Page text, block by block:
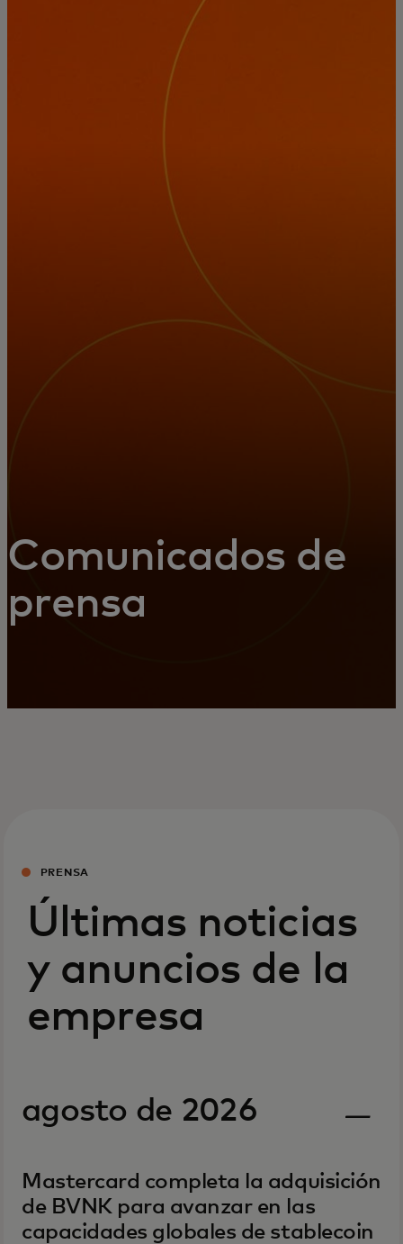
Para empresas
Para innovadores
Noticias y tendencias
Comunicados de
prensa
PRENSA
Últimas noticias
y anuncios de la
empresa
agosto de 2026
Mastercard completa la adquisición
de BVNK para avanzar en las
capacidades globales de stablecoin